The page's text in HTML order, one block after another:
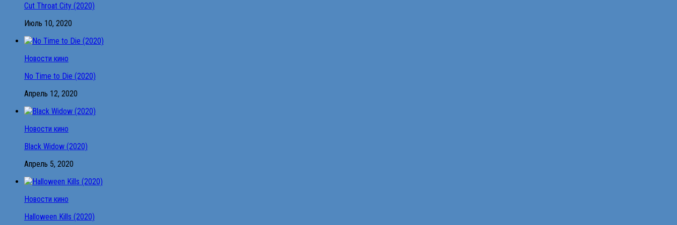
Cut Throat City (2020)
Июль 10, 2020
Новости кино
No Time to Die (2020)
Апрель 12, 2020
Новости кино
Black Widow (2020)
Апрель 5, 2020
Новости кино
Halloween Kills (2020)